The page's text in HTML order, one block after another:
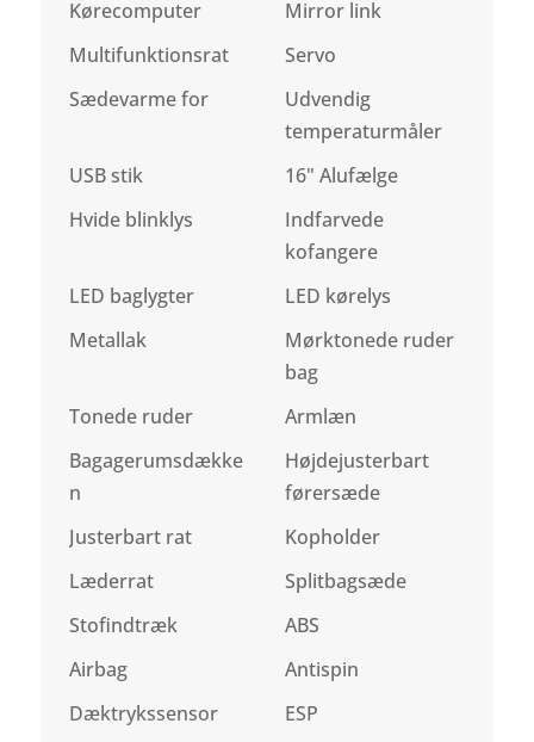
Kørecomputer
Mirror link
Multifunktionsrat
Servo
Sædevarme for
Udvendig
temperaturmåler
USB stik
16" Alufælge
Hvide blinklys
Indfarvede
kofangere
LED baglygter
LED kørelys
Metallak
Mørktonede ruder
bag
Tonede ruder
Armlæn
Bagagerumsdække
n
Højdejusterbart
førersæde
Justerbart rat
Kopholder
Læderrat
Splitbagsæde
Stofindtræk
ABS
Airbag
Antispin
Dæktrykssensor
ESP